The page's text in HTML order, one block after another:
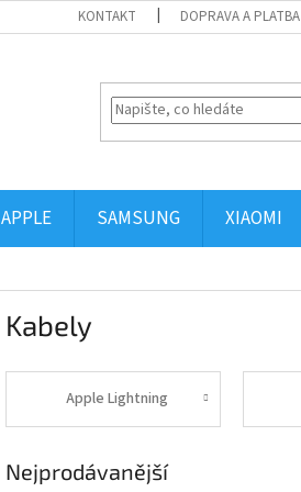
KONTAKT DOPRAVA A PLATBA
APPLE SAMSUNG XIAOMI
Kabely
Apple Lightning
Nejprodávanější